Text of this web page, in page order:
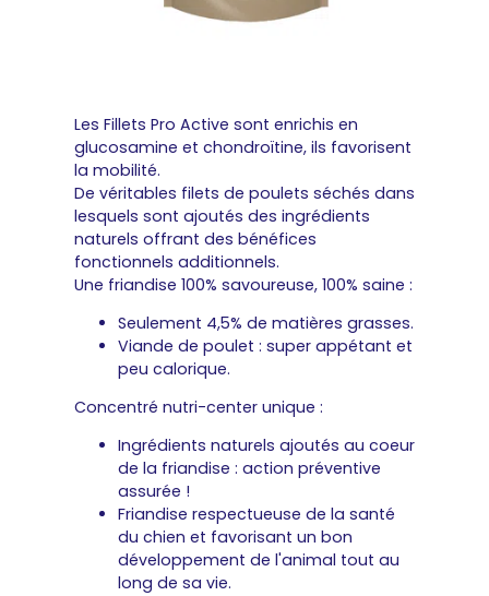
Les Fillets Pro Active sont enrichis en
glucosamine et chondroïtine, ils favorisent
la mobilité.
De véritables filets de poulets séchés dans
lesquels sont ajoutés des ingrédients
naturels offrant des bénéfices
fonctionnels additionnels.
Une friandise 100% savoureuse, 100% saine :
Seulement 4,5% de matières grasses.
Viande de poulet : super appétant et
peu calorique.
Concentré nutri-center unique :
Ingrédients naturels ajoutés au coeur
de la friandise : action préventive
assurée !
Friandise respectueuse de la santé
du chien et favorisant un bon
développement de l'animal tout au
long de sa vie.